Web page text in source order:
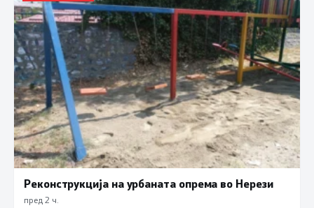
Реконструкција на урбаната опрема во Нерези
пред 2 ч.